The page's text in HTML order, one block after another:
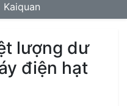
Kaiquan
lượng dư
điện hạt